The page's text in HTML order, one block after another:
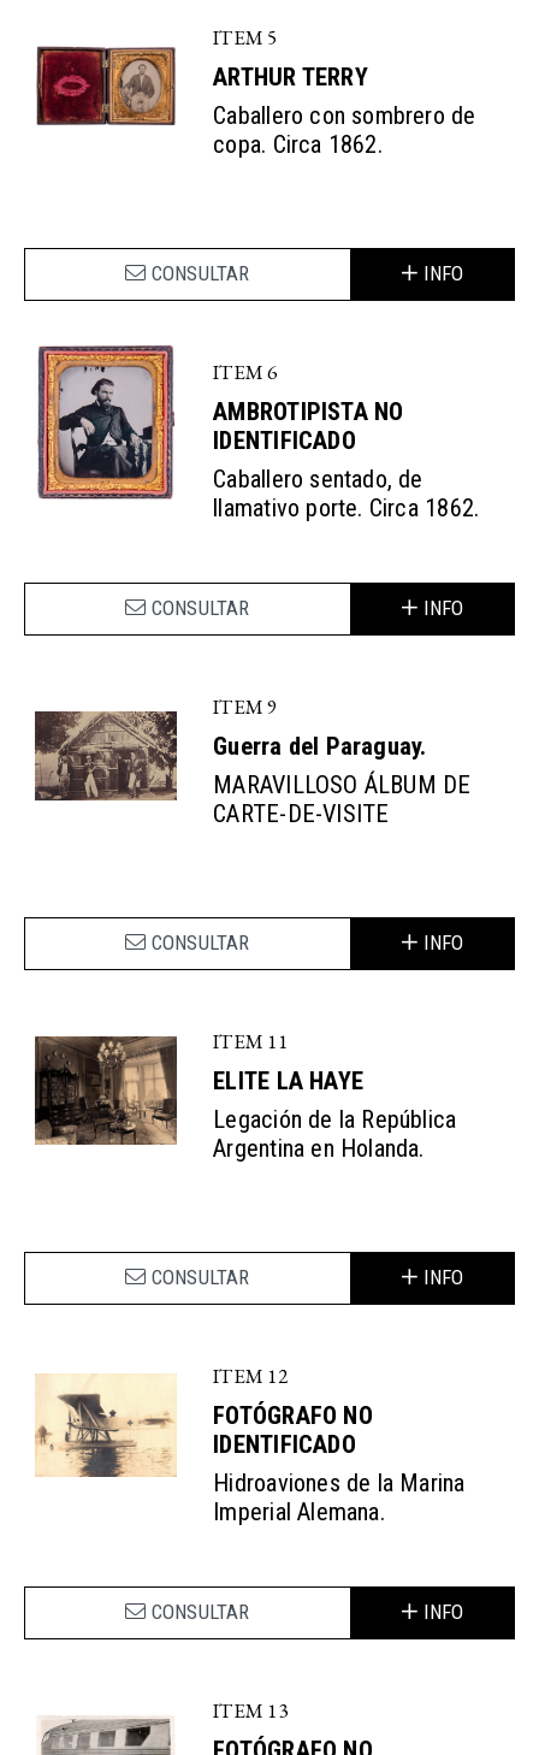
ITEM 5
ARTHUR TERRY
Caballero con sombrero de
copa. Circa 1862.
CONSULTAR INFO
ITEM 6
AMBROTIPISTA NO
IDENTIFICADO
Caballero sentado, de
llamativo porte. Circa 1862.
CONSULTAR INFO
ITEM 9
Guerra del Paraguay.
MARAVILLOSO ÁLBUM DE
CARTE-DE-VISITE
CONSULTAR INFO
ITEM 11
ELITE LA HAYE
Legación de la República
Argentina en Holanda.
CONSULTAR INFO
ITEM 12
FOTÓGRAFO NO
IDENTIFICADO
Hidroaviones de la Marina
Imperial Alemana.
CONSULTAR INFO
ITEM 13